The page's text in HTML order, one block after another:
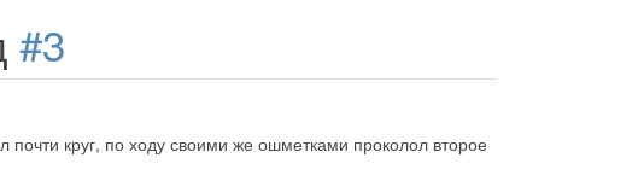
#3
круг, по ходу своими же ошметками проколол второе